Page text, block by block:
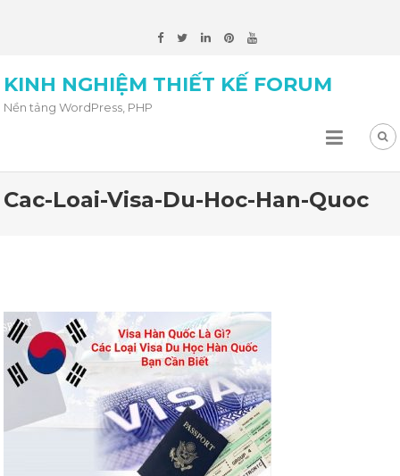
KINH NGHIỆM THIẾT KẾ FORUM
Nền tảng WordPress, PHP
Cac-Loai-Visa-Du-Hoc-Han-Quoc